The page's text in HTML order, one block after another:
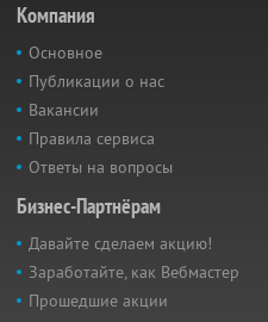
Компания
Основное
Публикации о нас
Вакансии
Правила сервиса
Ответы на вопросы
Бизнес-Партнёрам
Давайте сделаем акцию!
Заработайте, как Вебмастер
Прошедшие акции